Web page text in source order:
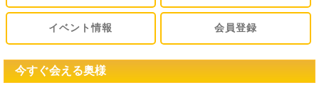
イベント情報 会員登録
今すぐ会える奥様